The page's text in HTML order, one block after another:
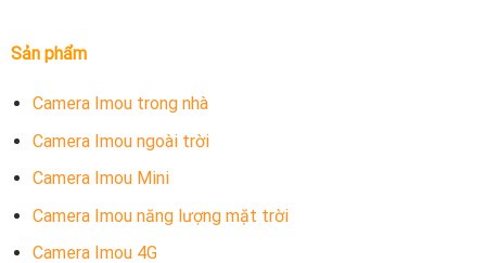
Sản phẩm
Camera Imou trong nhà
Camera Imou ngoài trời
Camera Imou Mini
Camera Imou năng lượng mặt trời
Camera Imou 4G